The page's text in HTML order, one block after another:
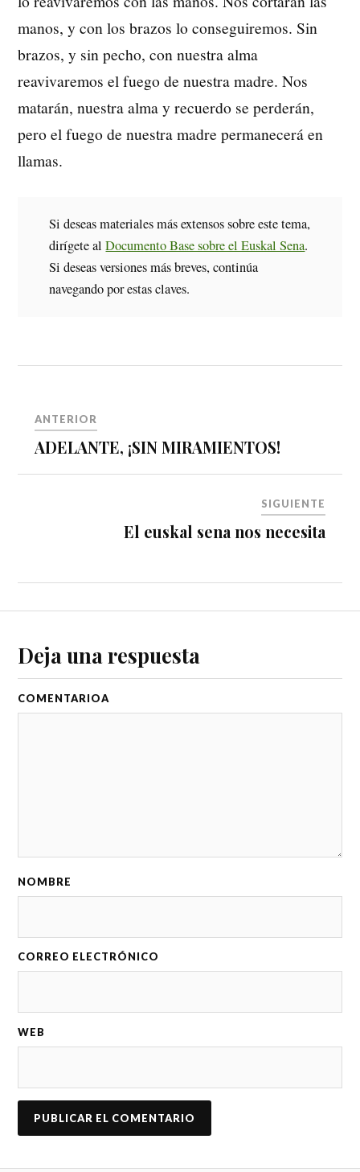
manos, y con los brazos lo conseguiremos. Sin
brazos, y sin pecho, con nuestra alma
reavivaremos el fuego de nuestra madre. Nos
matarán, nuestra alma y recuerdo se perderán,
pero el fuego de nuestra madre permanecerá en
llamas.
Si deseas materiales más extensos sobre este tema,
dirígete alDocumento Base sobre el Euskal Sena.
Si deseas versiones más breves, continúa
navegando por estas claves.
ANTERIOR
ADELANTE, ¡SIN MIRAMIENTOS!
SIGUIENTE
El euskal sena nos necesita
Deja una respuesta
COMENTARIO
NOMBRE
CORREO ELECTRÓNICO
WEB